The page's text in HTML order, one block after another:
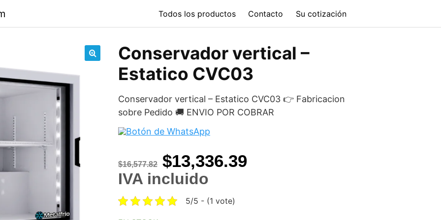
Todos los productos Contacto Su cotización
Conservador vertical –
Estatico CVC03
Conservador vertical – Estatico CVC03 👉 Fabricacion
sobre Pedido 🚚 ENVIO POR COBRAR
$16,577.82 Original
price
was:
$13,336.39Current
IVA incluido
5/5 - (1 vote)